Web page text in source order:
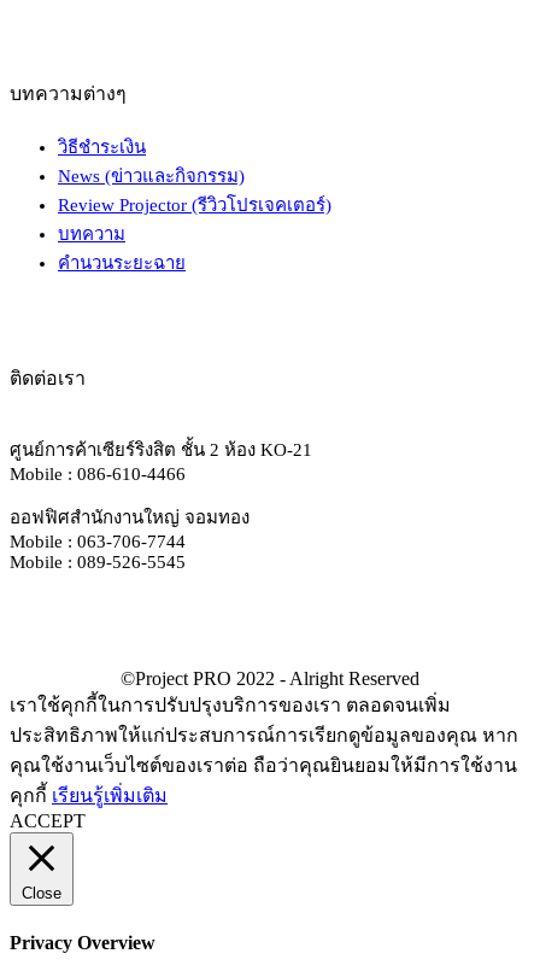
บทความต่างๆ
วิธีชำระเงิน
News (ข่าวและกิจกรรม)
Review Projector (รีวิวโปรเจคเตอร์)
บทความ
คำนวนระยะฉาย
ติดต่อเรา
ศูนย์การค้าเซียร์ริงสิต ชั้น 2 ห้อง KO-21
Mobile : 086-610-4466
ออฟฟิศสำนักงานใหญ่ จอมทอง
Mobile : 063-706-7744
Mobile : 089-526-5545
เราใช้คุกกี้ในการปรับปรุงบริการของเรา ตลอดจนเพิ่ม
ประสิทธิภาพให้แก่ประสบการณ์การเรียกดูข้อมูลของคุณ หาก
คุณใช้งานเว็บไซต์ของเราต่อ ถือว่าคุณยินยอมให้มีการใช้งาน
คุกกี้ เรียนรู้เพิ่มเติม
ACCEPT
Close
Privacy Overview